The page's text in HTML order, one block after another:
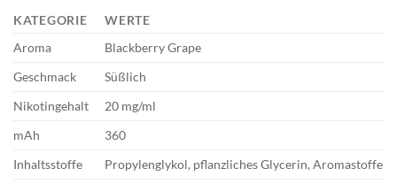
KATEGORIE
WERTE
Aroma
Blackberry Grape
Geschmack
Süßlich
Nikotingehalt
20 mg/ml
mAh
360
Inhaltsstoffe
Propylenglykol, pflanzliches Glycerin, Aromastoffe